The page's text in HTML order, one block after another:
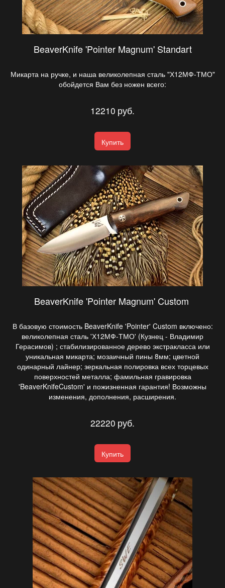
BeaverKnife 'Pointer Magnum' Standart
Микарта на ручке, и наша великолепная сталь "Х12МФ-ТМО"
обойдется Вам без ножен всего:
12210 руб.
Купить
BeaverKnife 'Pointer Magnum' Custom
В базовую стоимость BeaverKnife 'Pointer' Custom включено:
великолепная сталь 'Х12МФ-ТМО' (Кузнец - Владимир
Герасимов) ; стабилизированное дерево экстракласса или
уникальная микарта; мозаичный пины 8мм; цветной
одинарный лайнер; зеркальная полировка всех торцевых
поверхностей металла; фамильная гравировка
'BeaverKnifeCustom' и пожизненная гарантия! Возможны
изменения, дополнения, расширения.
22220 руб.
Купить